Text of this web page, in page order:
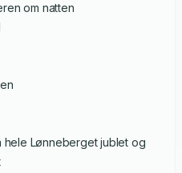
om natten
hele Lønneberget jublet og